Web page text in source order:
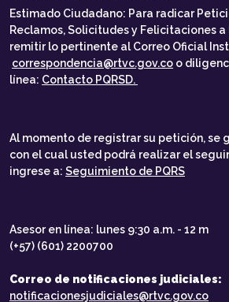
Estimado Ciudadano: Para radicar
Reclamos, Solicitudes y Felicitaciones
remitir lo pertinente al Correo Oficial
correspondencia@rtvc.gov.co o
línea: Contacto PQRSD.
Al momento de registrar su petición, se
con el cual usted podrá realizar el
ingrese a: Seguimiento de PQRS
Asesor en línea: lunes 9:30 a.m. - 12 m
(+57) (601) 2200700
Correo de notificaciones judiciales:
notificacionesjudiciales@rtvc.gov.co